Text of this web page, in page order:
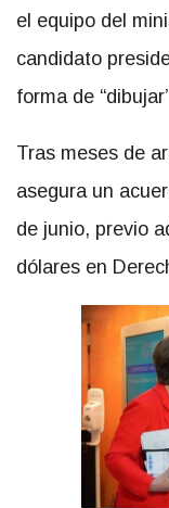
el equipo del
candidato
forma de
Tras meses de
asegura un
de junio, previo
dólares en